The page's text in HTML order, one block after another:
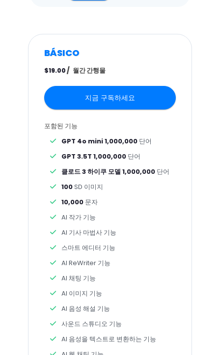
BÁSICO
$19.00/ 월간 간행물
지금 구독하세요
포함된 기능
GPT 4o mini 1,000,000 단어
GPT 3.5T 1,000,000 단어
클로드 3 하이쿠 모델 1,000,000 단어
100SD 이미지
10,000 문자
AI 작가 기능
AI 기사 마법사 기능
스마트 에디터 기능
AI ReWriter 기능
AI 채팅 기능
AI 이미지 기능
AI 음성 해설 기능
사운드 스튜디오 기능
AI 음성을 텍스트로 변환하는 기능